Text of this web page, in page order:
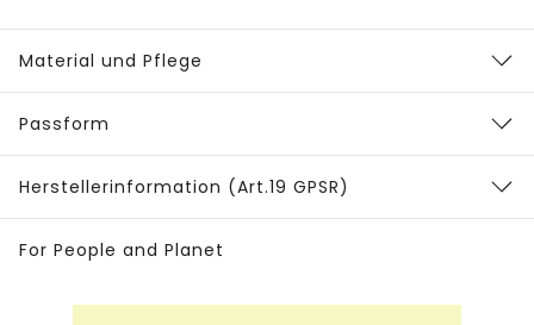
Material und Pflege
Passform
Herstellerinformation (Art.19 GPSR)
For People and Planet